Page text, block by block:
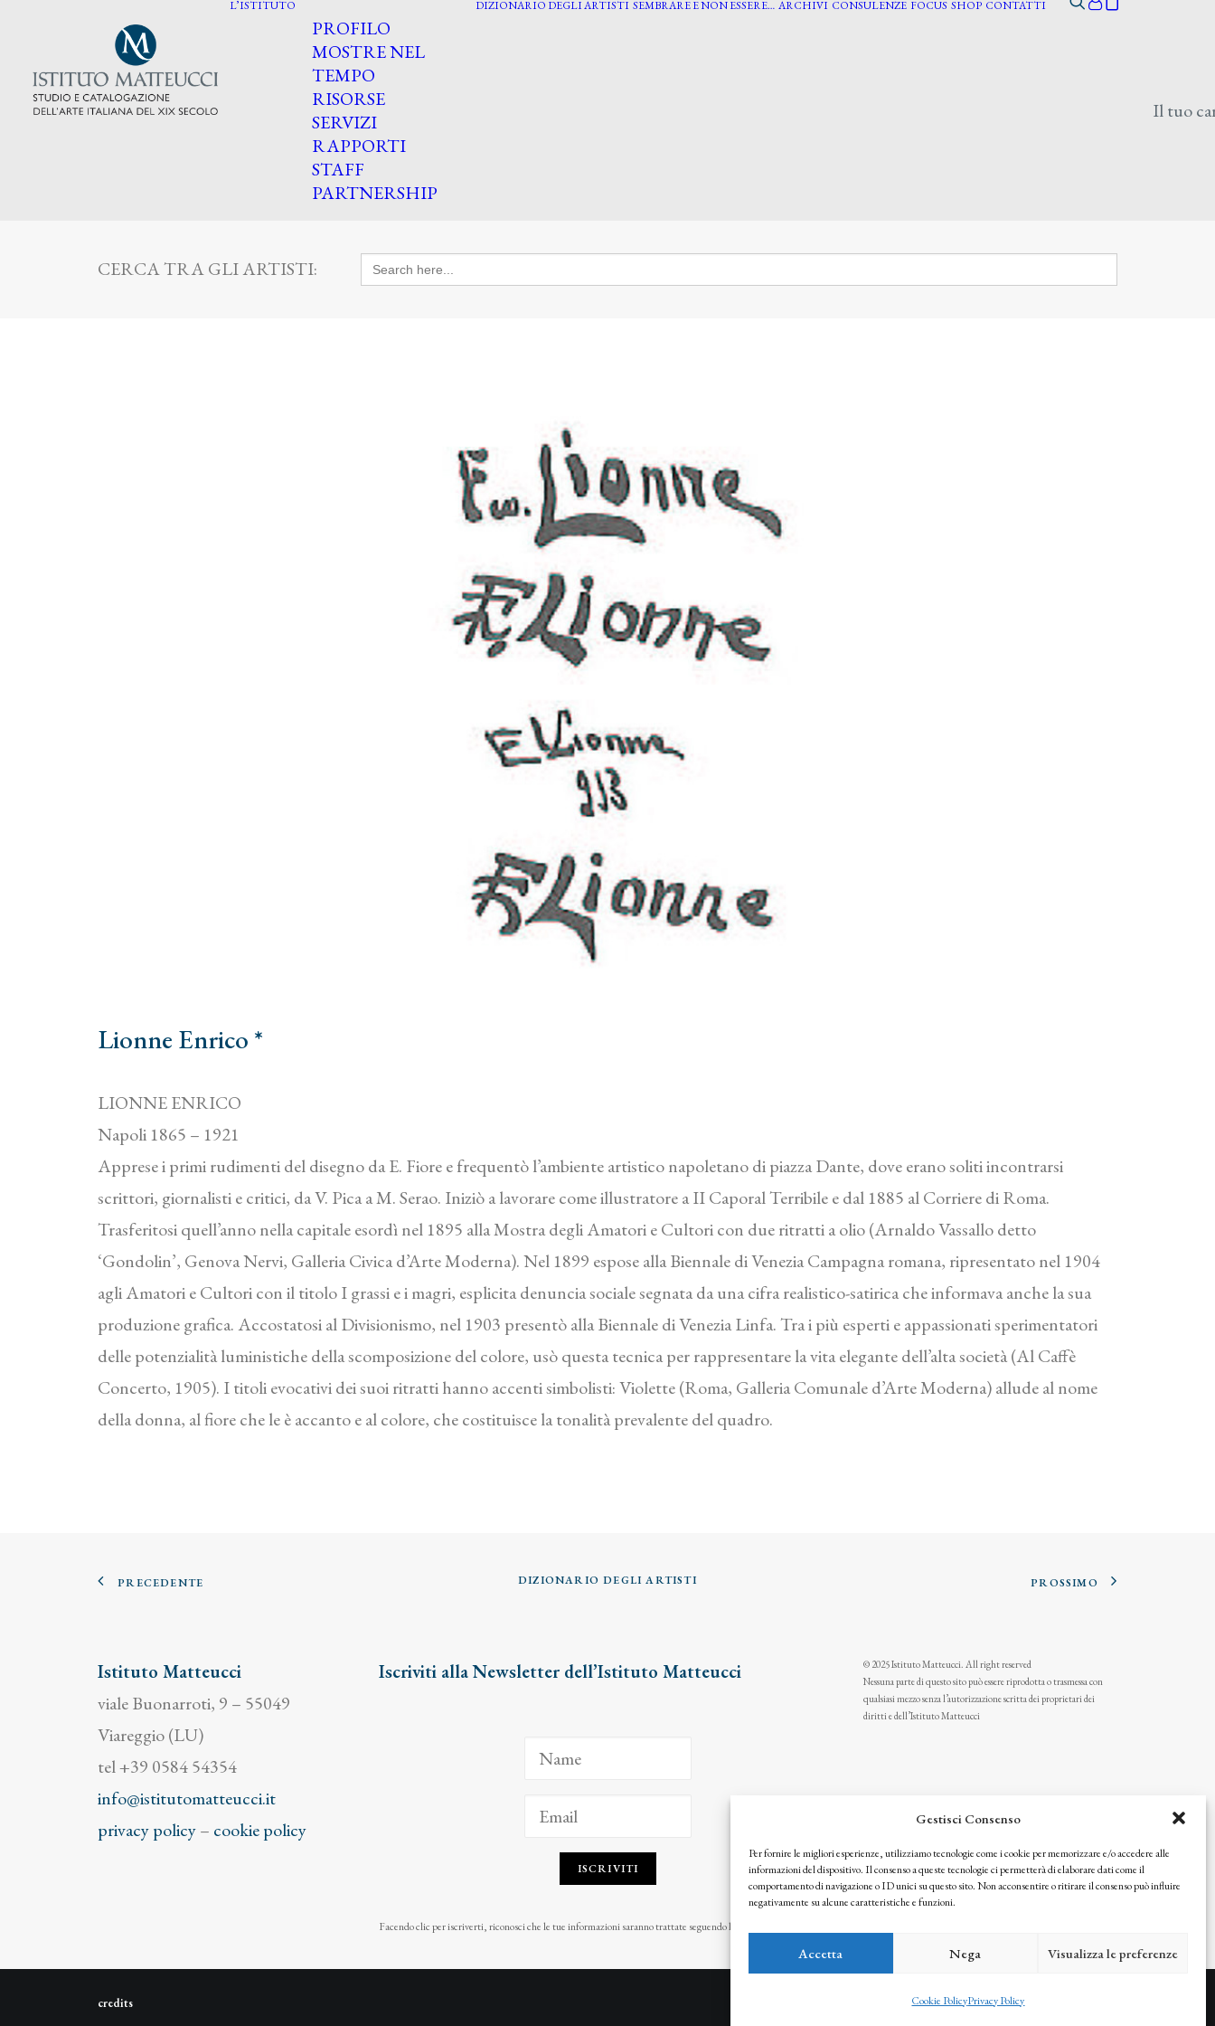
Gestisci Consenso
Per fornire le migliori esperienze, utilizziamo tecnologie come i cookie per memorizzare e/o accedere alle
informazioni del dispositivo. Il consenso a queste tecnologie ci permetterà di elaborare dati come il
comportamento di navigazione o ID unici su questo sito. Non acconsentire o ritirare il consenso può influire
negativamente su alcune caratteristiche e funzioni.
Accetta Nega Visualizza le preferenze
Cookie PolicyPrivacy Policy
L’ISTITUTO
PROFILO
MOSTRE NEL
TEMPO
RISORSE
SERVIZI
RAPPORTI
STAFF
PARTNERSHIP
DIZIONARIO DEGLI ARTISTI SEMBRARE E NON ESSERE… ARCHIVI CONSULENZE FOCUS SHOP CONTATTI
Il tuo
CERCA TRA GLI ARTISTI: Search
for:
Lionne Enrico *
LIONNE ENRICO
Napoli 1865 – 1921
Apprese i primi rudimenti del disegno da E. Fiore e frequentò l’ambiente artistico napoletano di piazza Dante, dove erano soliti incontrarsi
scrittori, giornalisti e critici, da V. Pica a M. Serao. Iniziò a lavorare come illustratore a II Caporal Terribile e dal 1885 al Corriere di Roma.
Trasferitosi quell’anno nella capitale esordì nel 1895 alla Mostra degli Amatori e Cultori con due ritratti a olio (Arnaldo Vassallo detto
‘Gondolin’, Genova Nervi, Galleria Civica d’Arte Moderna). Nel 1899 espose alla Biennale di Venezia Campagna romana, ripresentato nel 1904
agli Amatori e Cultori con il titolo I grassi e i magri, esplicita denuncia sociale segnata da una cifra realistico-satirica che informava anche la sua
produzione grafica. Accostatosi al Divisionismo, nel 1903 presentò alla Biennale di Venezia Linfa. Tra i più esperti e appassionati sperimentatori
delle potenzialità luministiche della scomposizione del colore, usò questa tecnica per rappresentare la vita elegante dell’alta società (Al Caffè
Concerto, 1905). I titoli evocativi dei suoi ritratti hanno accenti simbolisti: Violette (Roma, Galleria Comunale d’Arte Moderna) allude al nome
della donna, al fiore che le è accanto e al colore, che costituisce la tonalità prevalente del quadro.
PRECEDENTE DIZIONARIO DEGLI ARTISTI PROSSIMO
Istituto Matteucci
viale Buonarroti, 9 – 55049
Viareggio (LU)
tel +39 0584 54354
info@istitutomatteucci.it
privacy policy– cookie policy
Iscriviti alla Newsletter dell’Istituto Matteucci
ISCRIVITI
Facendo clic per iscriverti, riconosci che le tue informazioni saranno trattate seguendo la nostra
© 2025 Istituto Matteucci. All right reserved
Nessuna parte di questo sito può essere riprodotta o trasmessa con
qualsiasi mezzo senza l’autorizzazione scritta dei proprietari dei
diritti e dell’Istituto Matteucci
credits